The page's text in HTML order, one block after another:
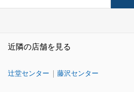
近隣の店舗を見る
辻堂センター 藤沢センター